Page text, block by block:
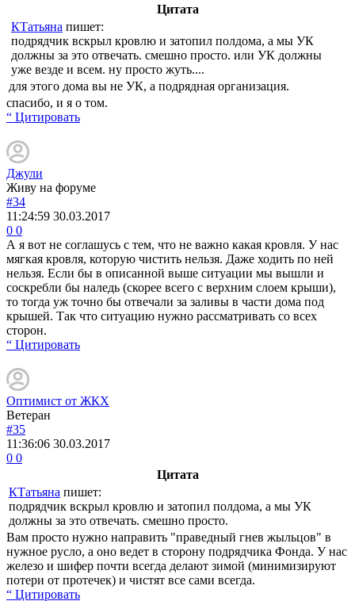
Цитата
КТатьяна пишет:
подрядчик вскрыл кровлю и затопил полдома, а мы УК
должны за это отвечать. смешно просто. или УК должны
уже везде и всем. ну просто жуть....
для этого дома вы не УК, а подрядная организация.
спасибо, и я о том.
“ Цитировать
Джули
Живу на форуме
#34
11:24:59 30.03.2017
0 0
А я вот не соглашусь с тем, что не важно какая кровля. У нас
мягкая кровля, которую чистить нельзя. Даже ходить по ней
нельзя. Если бы в описанной выше ситуации мы вышли и
соскребли бы наледь (скорее всего с верхним слоем крыши),
то тогда уж точно бы отвечали за заливы в части дома под
крышей. Так что ситуацию нужно рассматривать со всех
сторон.
“ Цитировать
Оптимист от ЖКХ
Ветеран
#35
11:36:06 30.03.2017
0 0
Цитата
КТатьяна пишет:
подрядчик вскрыл кровлю и затопил полдома, а мы УК
должны за это отвечать. смешно просто.
Вам просто нужно направить "праведный гнев жыльцов" в
нужное русло, а оно ведет в сторону подрядчика Фонда. У нас
железо и шифер почти всегда делают зимой (минимизируют
потери от протечек) и чистят все сами всегда.
“ Цитировать